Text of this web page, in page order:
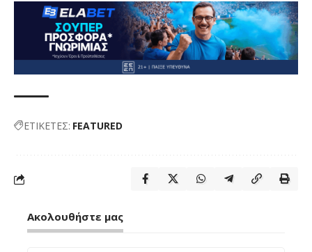
ΕΤΙΚΕΤΕΣ: FEATURED
Ακολουθήστε μας